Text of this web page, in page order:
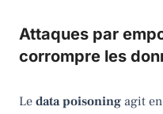
Attaques par
corrompre les
Le data poisoning agit